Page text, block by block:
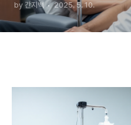
by 간지백 2025. 5. 10.